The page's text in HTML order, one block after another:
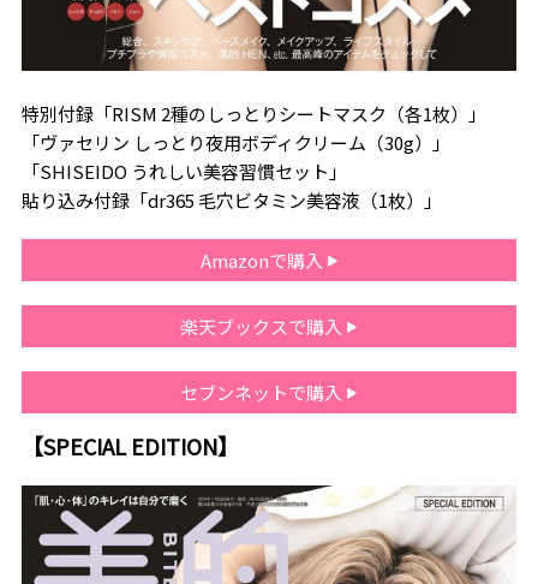
特別付録「RISM 2種のしっとりシートマスク（各1枚）」
「ヴァセリン しっとり夜用ボディクリーム（30g）」
「SHISEIDO うれしい美容習慣セット」
貼り込み付録「dr365 毛穴ビタミン美容液（1枚）」
Amazonで購入
楽天ブックスで購入
セブンネットで購入
【SPECIAL EDITION】